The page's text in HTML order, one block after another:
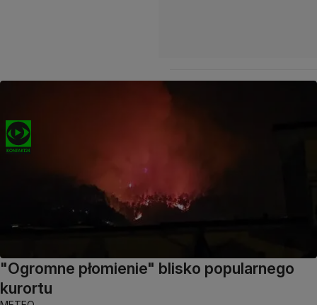
"Ogromne płomienie" blisko popularnego
kurortu